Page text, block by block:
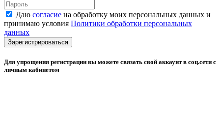
Даю согласие на обработку моих персональных данных и
принимаю условия Политики обработки персональных
данных
Зарегистрироваться
Для упрощения регистрации вы можете связать свой аккаунт в соц.сети с
личным кабинетом